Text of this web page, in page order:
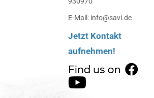
E-Mail: info@savi.de
Jetzt Kontakt
aufnehmen!